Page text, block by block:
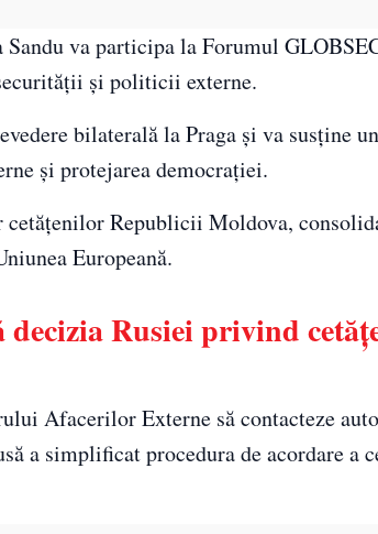
va participa la Forumul
şi politicii externe.
bilaterală la Praga şi va susţine
şi protejarea democraţiei.
Republicii Moldova,
Europeană.
Rusiei privind
Afacerilor Externe să contacteze
a simplificat procedura de acordare a